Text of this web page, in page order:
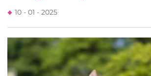
10 - 01 - 2025